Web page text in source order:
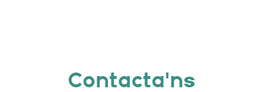
Contacta'ns